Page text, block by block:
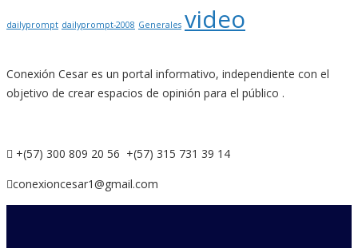
dailyprompt dailyprompt-2008 Generales video
Conexión Cesar es un portal informativo, independiente con el
objetivo de crear espacios de opinión para el público .
+(57) 300 809 20 56 +(57) 315 731 39 14
conexioncesar1@gmail.com